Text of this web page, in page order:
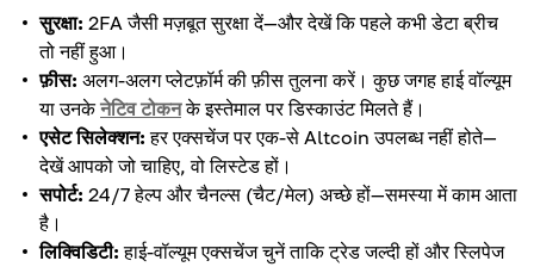
सुरक्षा: 2FA जैसी मज़बूत सुरक्षा दें—और देखें कि पहले कभी डेटा ब्रीच
तो नहीं हुआ।
फ़ीस: अलग-अलग प्लेटफ़ॉर्म की फ़ीस तुलना करें। कुछ जगह हाई वॉल्यूम
या उनकेनेटिव टोकनके इस्तेमाल पर डिस्काउंट मिलते हैं।
एसेट सिलेक्शन: हर एक्सचेंज पर एक-से Altcoin उपलब्ध नहीं होते—
देखें आपको जो चाहिए, वो लिस्टेड हों।
सपोर्ट: 24/7 हेल्प और चैनल्स (चैट/मेल) अच्छे हों—समस्या में काम आता
है।
लिक्विडिटी: हाई-वॉल्यूम एक्सचेंज चुनें ताकि ट्रेड जल्दी हों और स्लिपेज